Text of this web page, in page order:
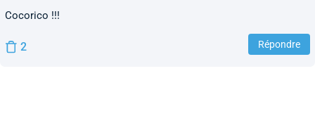
Cocorico !!!
2 Répondre